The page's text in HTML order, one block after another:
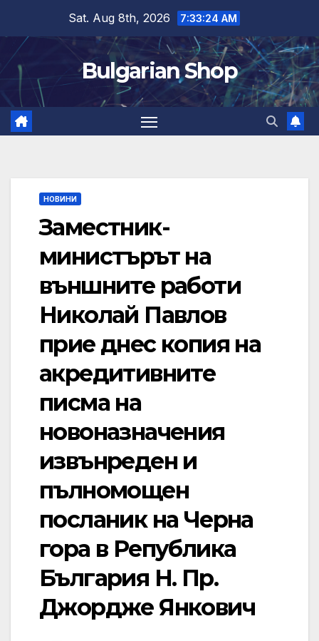
content
Sat. Aug 8th, 2026 7:33:25 AM
Bulgarian Shop
НОВИНИ
Заместник-
министърът на
външните работи
Николай Павлов
прие днес копия на
акредитивните
писма на
новоназначения
извънреден и
пълномощен
посланик на Черна
гора в Република
България Н. Пр.
Джордже Янкович